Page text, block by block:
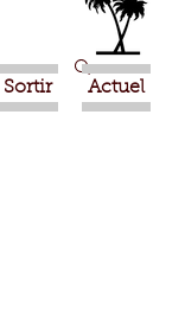
Sortir Actuel